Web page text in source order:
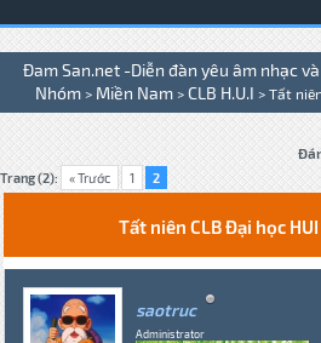
Đam San.net -Diễn đàn yêu âm nhạc
Nhóm > Miền Nam > CLB H.U.I > Tất
Trang (2): « Trước 1 2
Tất niên CLB Đại học
saotruc
Administrator